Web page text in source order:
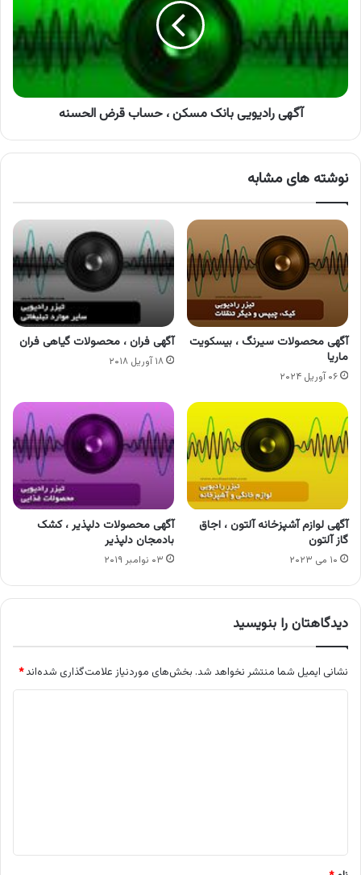
مسکن
،
حساب
قرض
الحسنه
آگهی رادیویی بانک مسکن ، حساب قرض الحسنه
نوشته های مشابه
آگهی محصولات سیرنگ ، بیسکویت
ماریا
۰۶ آوریل ۲۰۲۴
آگهی فران ، محصولات گیاهی فران
۱۸ آوریل ۲۰۱۸
آگهی لوازم آشپزخانه آلتون ، اجاق
گاز آلتون
۱۰ می ۲۰۲۳
آگهی محصولات دلپذیر ، کشک
بادمجان دلپذیر
۰۳ نوامبر ۲۰۱۹
دیدگاهتان را بنویسید
نشانی ایمیل شما منتشر نخواهد شد. بخش‌های موردنیاز علامت‌گذاری شده‌اند*